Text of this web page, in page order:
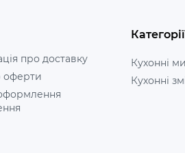
про доставку
оферти
Категорії
Кухонні
Кухонні